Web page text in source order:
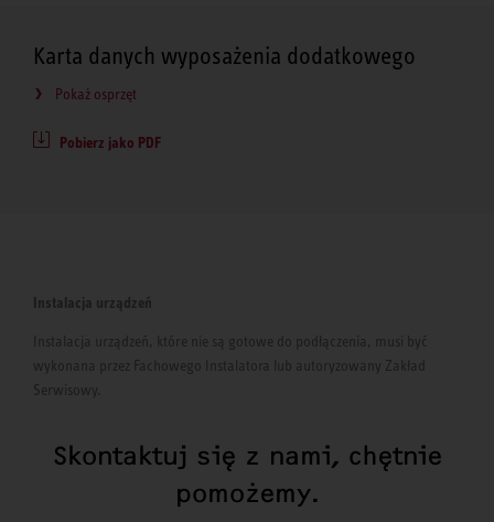
Karta danych wyposażenia dodatkowego
Pokaż osprzęt
Pobierz jako PDF
Instalacja urządzeń
Instalacja urządzeń, które nie są gotowe do podłączenia, musi być
wykonana przez Fachowego Instalatora lub autoryzowany Zakład
Serwisowy.
Skontaktuj się z nami, chętnie
pomożemy.